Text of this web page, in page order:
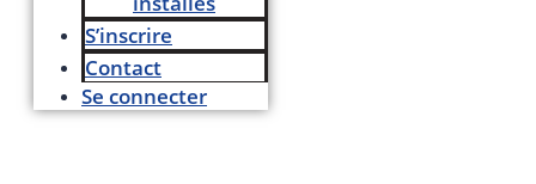
S’inscrire
Contact
Se connecter